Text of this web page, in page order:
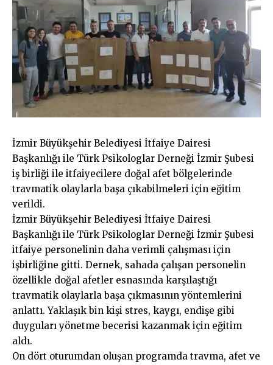
İzmir Büyükşehir Belediyesi İtfaiye Dairesi
Başkanlığı ile Türk Psikologlar Derneği İzmir Şubesi
iş birliği ile itfaiyecilere doğal afet bölgelerinde
travmatik olaylarla başa çıkabilmeleri için eğitim
verildi.
İzmir Büyükşehir Belediyesi İtfaiye Dairesi
Başkanlığı ile Türk Psikologlar Derneği İzmir Şubesi
itfaiye personelinin daha verimli çalışması için
işbirliğine gitti. Dernek, sahada çalışan personelin
özellikle doğal afetler esnasında karşılaştığı
travmatik olaylarla başa çıkmasının yöntemlerini
anlattı. Yaklaşık bin kişi stres, kaygı, endişe gibi
duyguları yönetme becerisi kazanmak için eğitim
aldı.
On dört oturumdan oluşan programda travma, afet ve